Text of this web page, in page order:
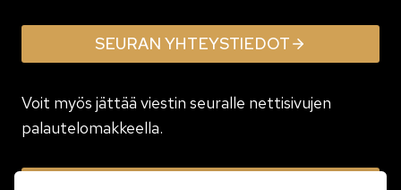
SEURAN YHTEYSTIEDOT
Voit myös jättää viestin seuralle nettisivujen
palautelomakkeella.